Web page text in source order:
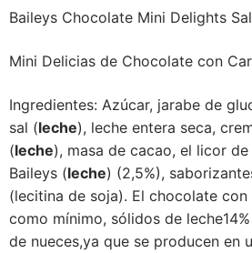
Baileys Chocolate Mini Delights
Mini Delicias de Chocolate con
Ingredientes: Azúcar, jarabe de
sal (leche), leche entera seca,
(leche), masa de cacao, el licor
Baileys (leche) (2,5%),
(lecitina de soja). El chocolate
como mínimo, sólidos de
de nueces,ya que se producen en